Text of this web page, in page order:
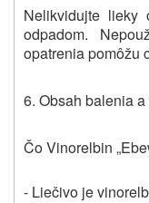
Nelikvidujte lieky
odpadom.
opatrenia pomôžu
6. Obsah balenia
Čo Vinorelbin
- Liečivo je